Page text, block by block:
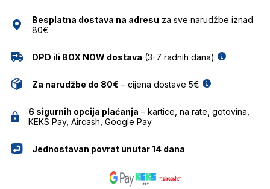
Besplatna dostava na adresu za sve narudžbe iznad
80€
DPD ili BOX NOW dostava (3-7 radnih dana)
Za narudžbe do 80€ – cijena dostave 5€
6 sigurnih opcija plaćanja – kartice, na rate, gotovina,
KEKS Pay, Aircash, Google Pay
Jednostavan povrat unutar 14 dana